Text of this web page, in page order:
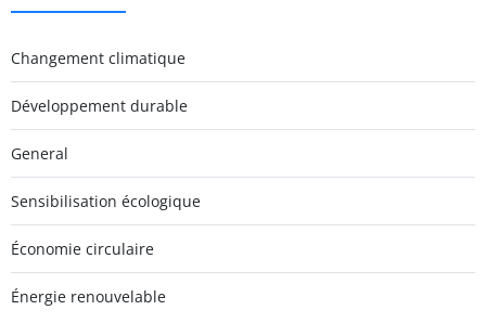
Changement climatique
Développement durable
General
Sensibilisation écologique
Économie circulaire
Énergie renouvelable